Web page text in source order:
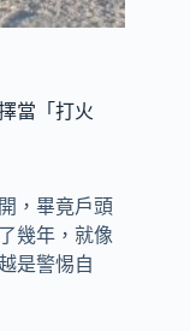
當「打火
，畢竟戶頭
幾年，就像
是警惕自